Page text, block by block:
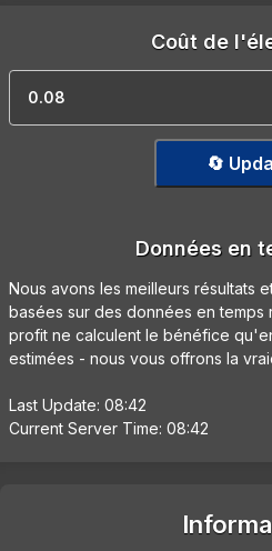
Coût de
🔄
Données en
Nous avons les meilleurs résultats
basées sur des données en temps
profit ne calculent le bénéfice
estimées - nous vous offrons la
Last Update: 08:42
Current Server Time: 08:42